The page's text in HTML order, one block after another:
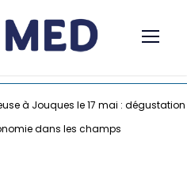
à Jouques le 17 mai : dégustation
dans les champs